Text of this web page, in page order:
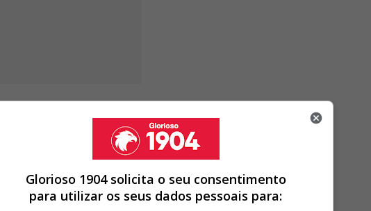
carreira de um jogador que
os lugares por onde passou"
TRABALHOU NO BENFICA: "O JOGADOR QUE MAIS
Glorioso 1904 solicita o seu consentimento
para utilizar os seus dados pessoais para: